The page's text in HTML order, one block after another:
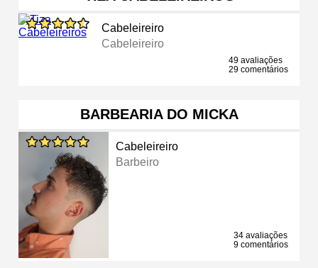
Cabeleireiro
Cabeleireiro
49 avaliações
29 comentários
BARBEARIA DO MICKA
Cabeleireiro
Barbeiro
34 avaliações
9 comentários